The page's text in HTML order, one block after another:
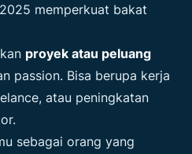
memperkuat bakat
proyek atau peluang
passion. Bisa berupa kerja
atau peningkatan
sebagai orang yang